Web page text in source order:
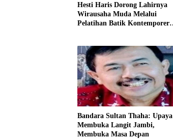
Hesti Haris Dorong Lahirnya
Wirausaha Muda Melalui
Pelatihan Batik Kontemporer
Bandara Sultan Thaha: Upaya
Membuka Langit Jambi,
Membuka Masa Depan